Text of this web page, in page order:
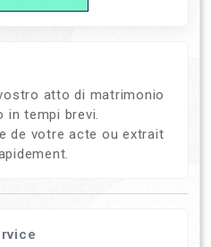
atto di matrimonio
in tempi brevi.
de votre acte ou extrait